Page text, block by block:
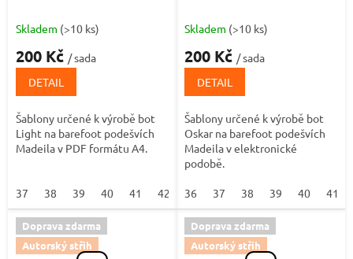
Skladem (>10 ks)
200 Kč / sada
DETAIL
Šablony určené k výrobě bot
Light na barefoot podešvích
Madeila v PDF formátu A4.
37 38 39 40 41 42
Skladem (>10 ks)
200 Kč / sada
DETAIL
Šablony určené k výrobě bot
Oskar na barefoot podešvích
Madeila v elektronické
podobě.
36 37 38 39 40 41
Doprava zdarma
Autorský střih
Doprava zdarma
Autorský střih